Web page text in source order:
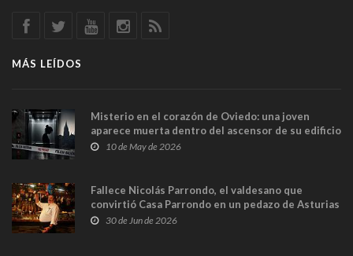
MÁS LEÍDOS
Misterio en el corazón de Oviedo: una joven
aparece muerta dentro del ascensor de su edificio
y las cámaras captan sus últimos minutos
10 de May de 2026
Fallece Nicolás Parrondo, el valdesano que
convirtió Casa Parrondo en un pedazo de Asturias
en Madrid
30 de Jun de 2026